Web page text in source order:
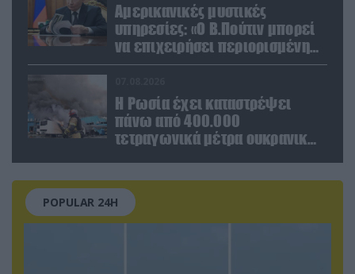
Αμερικανικές μυστικές
υπηρεσίες: «Ο Β.Πούτιν μπορεί
να επιχειρήσει περιορισμένη
στρατιωτική επιχείρηση στην
Η Ρωσία έχει καταστρέψει
πάνω από 400.000
τετραγωνικά μέτρα ουκρανικών
POPULAR 24H